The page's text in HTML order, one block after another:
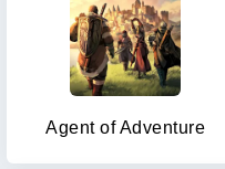
Agent of Adventure